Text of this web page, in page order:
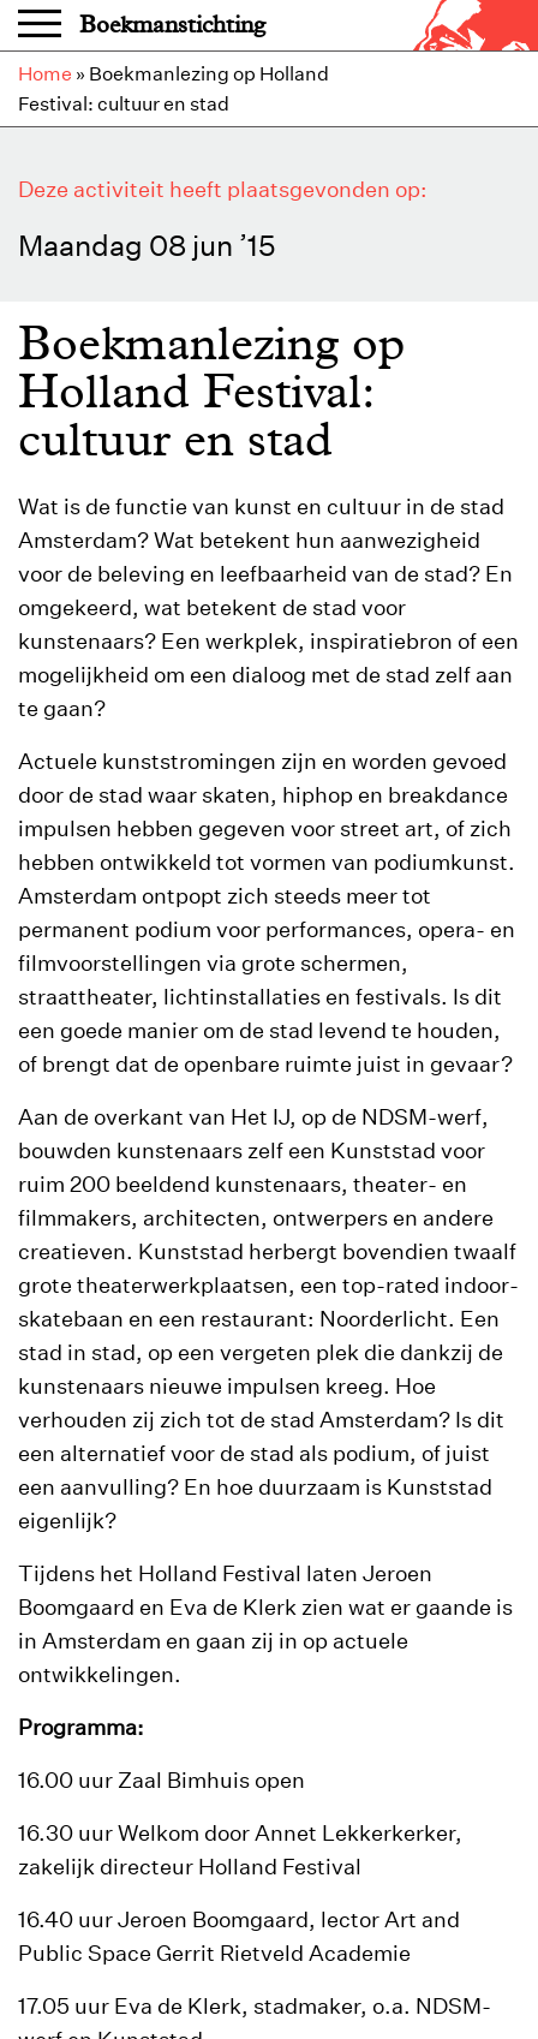
Overslaan en naar de inhoud gaan
Boekmanstichting
Home » Boekmanlezing op Holland
Festival: cultuur en stad
Deze activiteit heeft plaatsgevonden op:
Maandag 08 jun ’15
Boekmanlezing op
Holland Festival:
cultuur en stad
Wat is de functie van kunst en cultuur in de stad
Amsterdam? Wat betekent hun aanwezigheid
voor de beleving en leefbaarheid van de stad? En
omgekeerd, wat betekent de stad voor
kunstenaars? Een werkplek, inspiratiebron of een
mogelijkheid om een dialoog met de stad zelf aan
te gaan?
Actuele kunststromingen zijn en worden gevoed
door de stad waar skaten, hiphop en breakdance
impulsen hebben gegeven voor street art, of zich
hebben ontwikkeld tot vormen van podiumkunst.
Amsterdam ontpopt zich steeds meer tot
permanent podium voor performances, opera- en
filmvoorstellingen via grote schermen,
straattheater, lichtinstallaties en festivals. Is dit
een goede manier om de stad levend te houden,
of brengt dat de openbare ruimte juist in gevaar?
Aan de overkant van Het IJ, op de NDSM-werf,
bouwden kunstenaars zelf een Kunststad voor
ruim 200 beeldend kunstenaars, theater- en
filmmakers, architecten, ontwerpers en andere
creatieven. Kunststad herbergt bovendien twaalf
grote theaterwerkplaatsen, een top-rated indoor-
skatebaan en een restaurant: Noorderlicht. Een
stad in stad, op een vergeten plek die dankzij de
kunstenaars nieuwe impulsen kreeg. Hoe
verhouden zij zich tot de stad Amsterdam? Is dit
een alternatief voor de stad als podium, of juist
een aanvulling? En hoe duurzaam is Kunststad
eigenlijk?
Tijdens het Holland Festival laten Jeroen
Boomgaard en Eva de Klerk zien wat er gaande is
in Amsterdam en gaan zij in op actuele
ontwikkelingen.
Programma:
16.00 uur Zaal Bimhuis open
16.30 uur Welkom door Annet Lekkerkerker,
zakelijk directeur Holland Festival
16.40 uur Jeroen Boomgaard, lector Art and
Public Space Gerrit Rietveld Academie
17.05 uur Eva de Klerk, stadmaker, o.a. NDSM-